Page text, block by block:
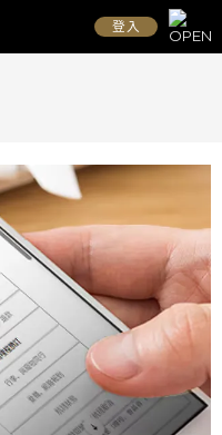
登入